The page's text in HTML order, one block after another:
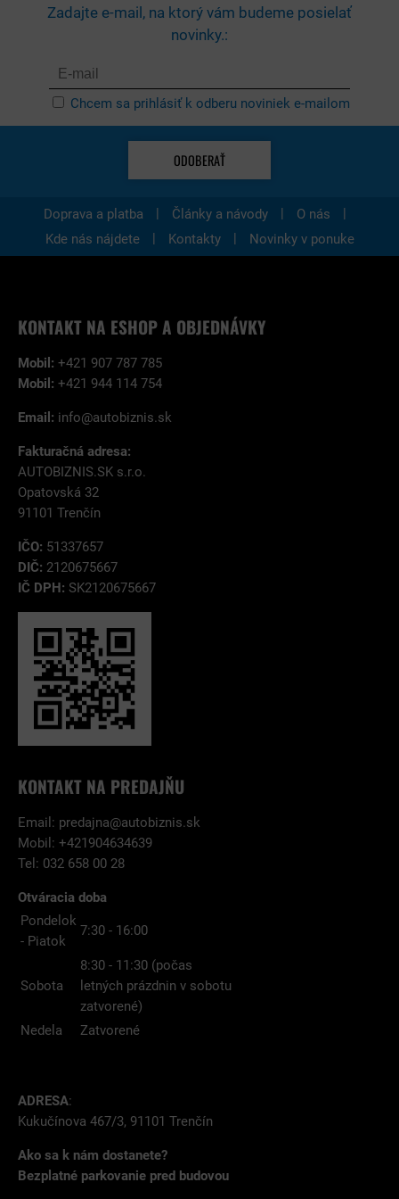
Zadajte e-mail, na ktorý vám budeme posielať
novinky.:
Chcem sa prihlásiť k odberu noviniek e-mailom
ODOBERAŤ
Doprava a platba | Články a návody | O nás
|
Kde nás nájdete
| Kontakty | Novinky v ponuke
KONTAKT NA ESHOP A OBJEDNÁVKY
Mobil: +421 907 787 785
Mobil: +421 944 114 754
Email: info@autobiznis.sk
Fakturačná adresa:
AUTOBIZNIS.SK s.r.o.
Opatovská 32
91101 Trenčín
IČO: 51337657
DIČ: 2120675667
IČ DPH: SK2120675667
KONTAKT NA PREDAJŇU
Email: predajna@autobiznis.sk
Mobil: +421904634639
Tel: 032 658 00 28
Otváracia doba
Pondelok
- Piatok
7:30 - 16:00
Sobota
8:30 - 11:30 (počas
letných prázdnin v sobotu
zatvorené)
Nedela
Zatvorené
ADRESA:
Kukučínova 467/3, 91101 Trenčín
Ako sa k nám dostanete?
Bezplatné parkovanie pred budovou